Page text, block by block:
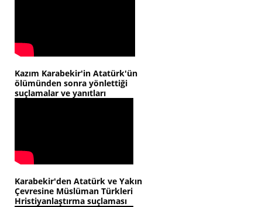
Kazım Karabekir'in Atatürk'ün
ölümünden sonra yönlettiği
suçlamalar ve yanıtları
Karabekir'den Atatürk ve Yakın
Çevresine Müslüman Türkleri
Hristiyanlaştırma suçlaması